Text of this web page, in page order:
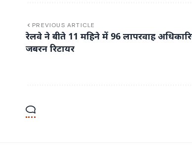
PREVIOUS ARTICLE
रेलवे ने बीते 11 महिने में 96 लापरवाह
जबरन रिटायर